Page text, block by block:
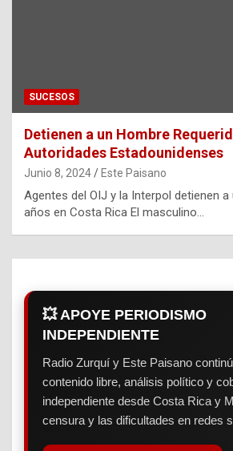
SUCESOS
Detienen a un Hombre
Autoridades Estadounidenses
Junio 8, 2024 Este Paisano
Agentes del OIJ y la Interpol detienen
años en Costa Rica El masculino…
💥 APOYE PERIODISMO
INDEPENDIENTE
Radio Zurquí y Este Paisano
contenido libre, análisis político y
independiente desde Costa Rica y
censura y las dificultades en redes